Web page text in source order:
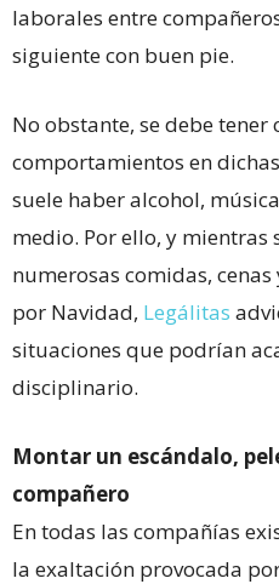
laborales entre
siguiente con buen pie.
No obstante, se debe tener
comportamientos en
suele haber alcohol,
medio. Por ello, y mientras
numerosas comidas,
por Navidad, Legálitas
situaciones que podrían
disciplinario.
Montar un escándalo,
compañero
En todas las compañías
la exaltación provocada